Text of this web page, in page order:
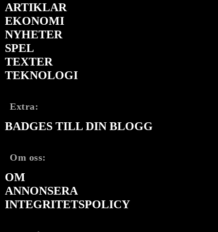
ARTIKLAR
EKONOMI
NYHETER
SPEL
TEXTER
TEKNOLOGI
Extra:
BADGES TILL DIN BLOGG
Om oss:
OM
ANNONSERA
INTEGRITETSPOLICY